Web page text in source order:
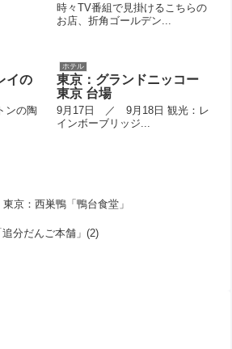
時々TV番組で見掛けるこちらの
お店、折角ゴールデン...
イの
ンの陶
ホテル
東京：グランドニッコー
東京 台場
9月17日 ／ 9月18日 観光：レ
インボーブリッジ...
東京：西巣鴨「鴨台食堂」
分だんご本舗」(2)